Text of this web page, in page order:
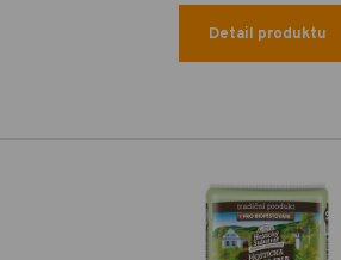
Detail produktu